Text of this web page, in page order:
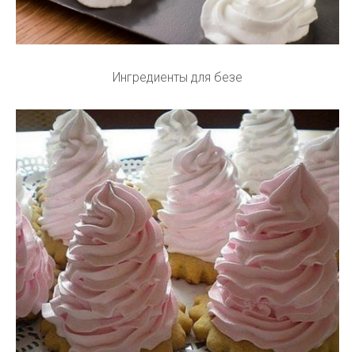
Ингредиенты для безе